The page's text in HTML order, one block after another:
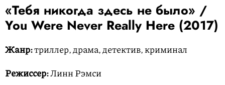
«Тебя никогда здесь не было» /
You Were Never Really Here (2017)
Жанр:триллер, драма, детектив, криминал
Режиссер:Линн Рэмси